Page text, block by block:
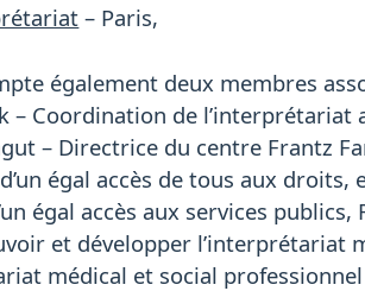
– Paris,
également deux membres
– Coordination de l’interprétariat
– Directrice du centre Frantz
égal accès de tous aux
égal accès aux services
et développer l’interprétariat
médical et social